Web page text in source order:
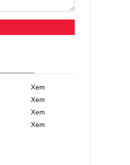
Xem
Xem
Xem
Xem